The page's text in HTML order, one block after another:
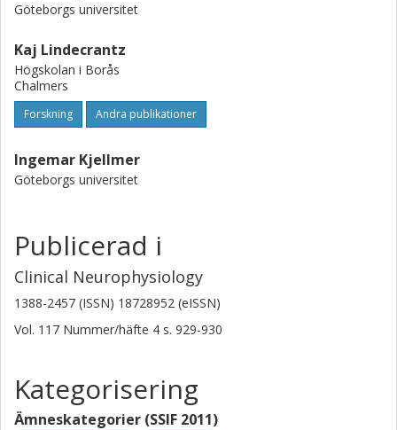
Göteborgs universitet
Kaj Lindecrantz
Högskolan i Borås
Chalmers
Forskning Andra publikationer
Ingemar Kjellmer
Göteborgs universitet
Publicerad i
Clinical Neurophysiology
1388-2457 (ISSN) 18728952 (eISSN)
Vol. 117 Nummer/häfte 4 s. 929-930
Kategorisering
Ämneskategorier (SSIF 2011)